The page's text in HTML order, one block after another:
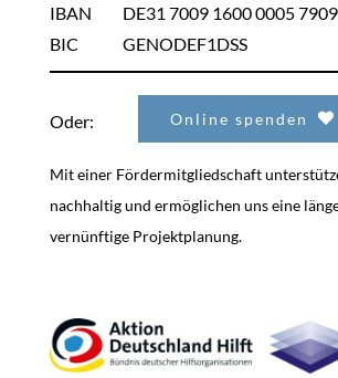
IBAN
BIC
DE31 7009 1600 0005
GENODEF1DSS
Oder: Online spenden
Mit einer Fördermitgliedschaft
nachhaltig und ermöglichen uns eine
vernünftige Projektplanung.